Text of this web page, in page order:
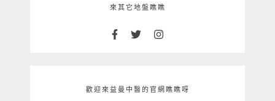
來其它地盤瞧瞧
歡迎來益曼中醫的官網瞧瞧呀